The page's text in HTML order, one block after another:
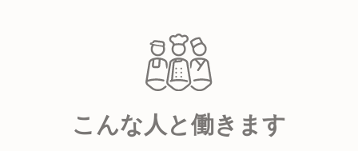
して、「食の豊かさ、食べることの喜び」を感じて頂
くこと。お肉は特急レーンでお席までお届け、お料理
はタッチパネルで注文できます。
市場のニーズを見据え、生産者と共に、絶えまない愛
情と努力を注ぎ込んだ自信作です。
こんな人と働きます